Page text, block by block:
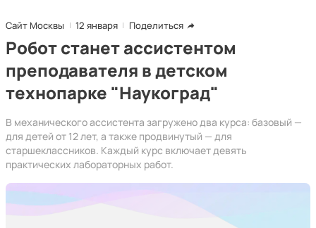
Сайт Москвы 12 января Поделиться
Робот станет ассистентом
преподавателя в детском
технопарке "Наукоград"
В механического ассистента загружено два курса: базовый —
для детей от 12 лет, а также продвинутый — для
старшеклассников. Каждый курс включает девять
практических лабораторных работ.